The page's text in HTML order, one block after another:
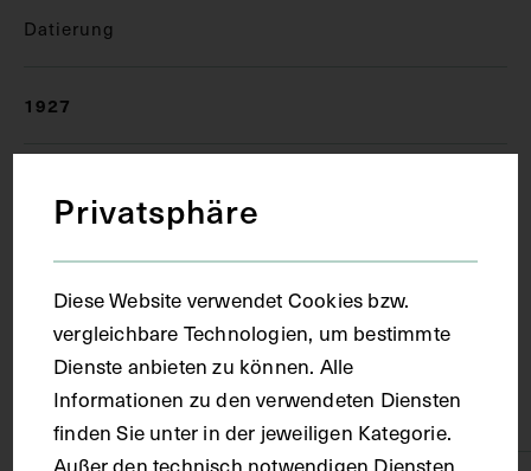
Datierung
1927
München
Material
Papier
Privatsphäre
Diese Website verwendet Cookies bzw.
vergleichbare Technologien, um bestimmte
Dienste anbieten zu können. Alle
Informationen zu den verwendeten Diensten
finden Sie unter in der jeweiligen Kategorie.